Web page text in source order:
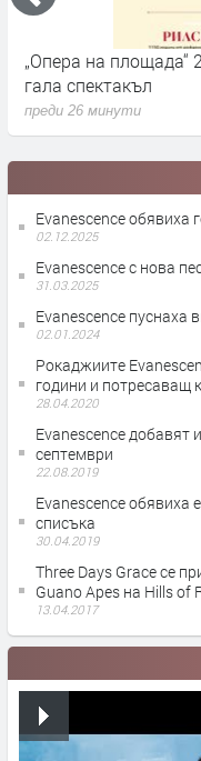
„Опера на площада“
гала спектакъл
преди 26 минути
Evanescence обявиха
02.12.2025
Evanescence с нова
31.03.2025
02.01.2024
Рокаджиите
години и потресаващ
28.04.2020
Evanescence добавят
септември
22.08.2019
Evanescence обявиха
списъка
30.04.2019
Three Days Grace се
Guano Apes на Hills of
13.04.2017